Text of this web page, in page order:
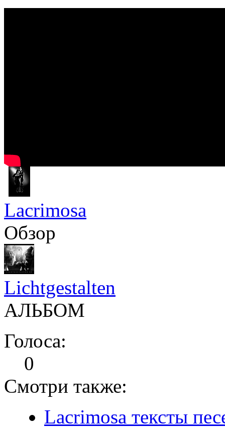
Lacrimosa
Обзор
Lichtgestalten
АЛЬБОМ
Голоса:
0
Смотри также:
Lacrimosa тексты